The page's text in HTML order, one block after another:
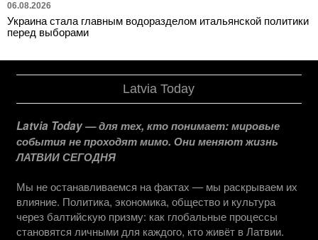
06.08.2026
Украина стала главным водоразделом итальянской политики
перед выборами
Latvia Today
Latvia Today — для тех, кто понимает: мировые
события не проходят мимо. Они меняют жизнь
ЛАТВИИ СЕГОДНЯ
Мы не останавливаемся на фактах — мы раскрываем их
влияние. Политика, экономика, общество и культура
через балтийскую призму: как глобальные процессы
становятся личными для каждого, кто живёт в Латвии.